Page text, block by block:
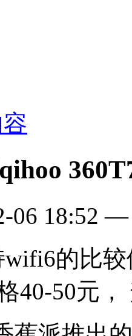
06 18:52
的比
40-50元